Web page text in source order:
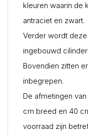
kleuren waarin de
antraciet en zwart.
Verder wordt
ingebouwd
Bovendien zitten
inbegrepen.
De afmetingen
cm breed en 40
voorraad zijn